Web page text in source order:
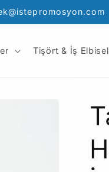
Tişört & İş